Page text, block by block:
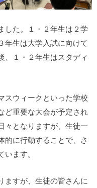
した。１・２年生は２学
年生は大学入試に向けて
、１・２年生はスタディ
スウィークといった学校
ど重要な大会が予定され
々となりますが、生徒一
的に行動することで、さ
ます。
ますが、生徒の皆さんに